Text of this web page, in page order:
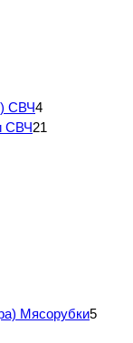
) СВЧ4
СВЧ21
Мясорубки5